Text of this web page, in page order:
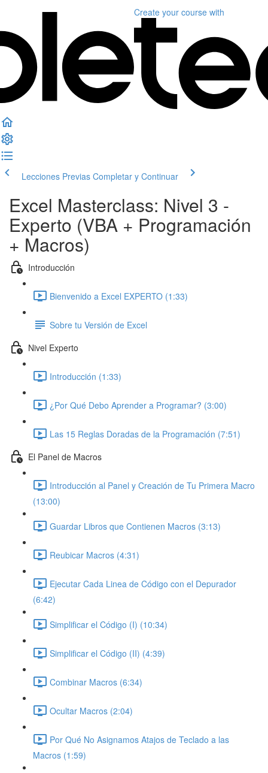
Create your course with
Lecciones Previas Completar y Continuar
Excel Masterclass: Nivel 3 -
Experto (VBA + Programación
+ Macros)
Introducción
Bienvenido a Excel EXPERTO (1:33)
Sobre tu Versión de Excel
Nivel Experto
Introducción (1:33)
¿Por Qué Debo Aprender a Programar? (3:00)
Las 15 Reglas Doradas de la Programación (7:51)
El Panel de Macros
Introducción al Panel y Creación de Tu Primera Macro
(13:00)
Guardar Libros que Contienen Macros (3:13)
Reubicar Macros (4:31)
Ejecutar Cada Linea de Código con el Depurador
(6:42)
Simplificar el Código (I) (10:34)
Simplificar el Código (II) (4:39)
Combinar Macros (6:34)
Ocultar Macros (2:04)
Por Qué No Asignamos Atajos de Teclado a las
Macros (1:59)